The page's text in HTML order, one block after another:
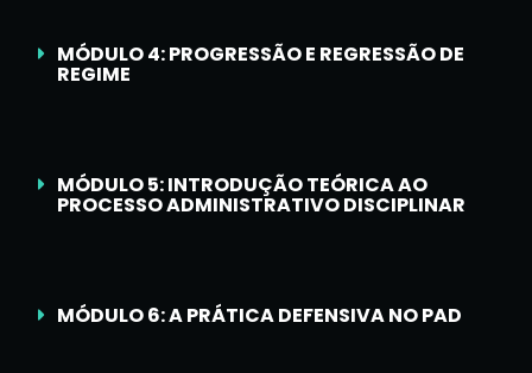
MÓDULO 4: PROGRESSÃO E REGRESSÃO DE
REGIME
MÓDULO 5: INTRODUÇÃO TEÓRICA AO
PROCESSO ADMINISTRATIVO DISCIPLINAR
MÓDULO 6: A PRÁTICA DEFENSIVA NO PAD